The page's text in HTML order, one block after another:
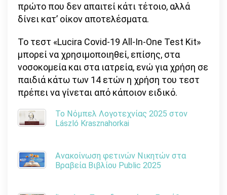
πρώτο που δεν απαιτεί κάτι τέτοιο, αλλά
δίνει κατ’ οίκον αποτελέσματα.
Το τεστ «Lucira Covid-19 All-In-One Test Kit»
μπορεί να χρησιμοποιηθεί, επίσης, στα
νοσοκομεία και στα ιατρεία, ενώ για χρήση σε
παιδιά κάτω των 14 ετών η χρήση του τεστ
πρέπει να γίνεται από κάποιον ειδικό.
Το Νόμπελ Λογοτεχνίας 2025 στον
László Krasznahorkai
Ανακοίνωση φετινών Νικητών στα
Βραβεία Βιβλίου Public 2025